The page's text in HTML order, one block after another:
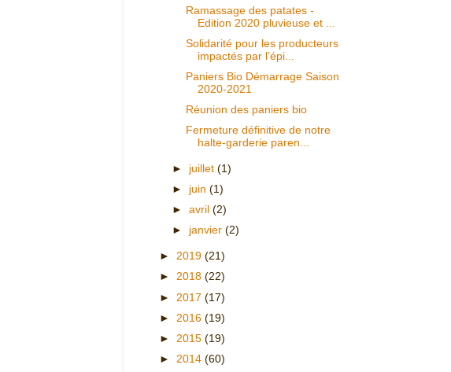
Ramassage des patates -
Edition 2020 pluvieuse et ...
Solidarité pour les producteurs
impactés par l’épi...
Paniers Bio Démarrage Saison
2020-2021
Réunion des paniers bio
Fermeture définitive de notre
halte-garderie paren...
► juillet(1)
► juin(1)
►avril(2)
► janvier(2)
► 2019 (21)
► 2018 (22)
► 2017 (17)
► 2016 (19)
► 2015 (19)
► 2014 (60)